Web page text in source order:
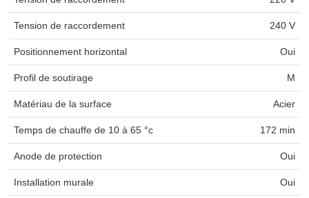
Tension de raccordement 240 V
Positionnement horizontal Oui
Profil de soutirage M
Matériau de la surface Acier
Temps de chauffe de 10 à 65 °c 172 min
Anode de protection Oui
Installation murale Oui